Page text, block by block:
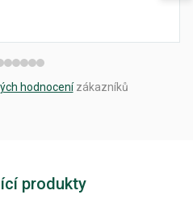
hodnocenízákazníků
produkty